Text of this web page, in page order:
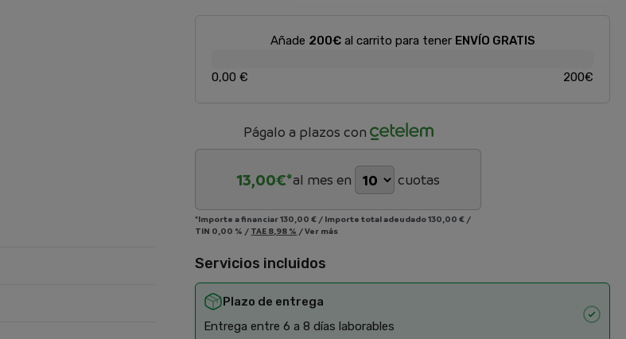
Añade 200€al carrito para tener ENVÍO GRATIS
0,00 € 200€
Págalo a plazos con
13,00€*al mes en cuotas
*Importe a financiar130,00 € / Importe total adeudado130,00 € /
TIN 0,00 % / TAE 8,98 % /Ver más
Servicios incluidos
Plazo de entrega
Entrega entre 6 a 8 días laborables